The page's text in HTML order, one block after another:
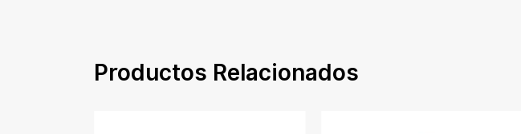
Productos Relacionados